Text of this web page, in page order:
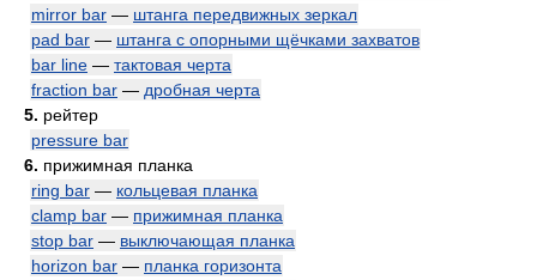
mirror bar — штанга передвижных зеркал
pad bar — штанга с опорными щёчками захватов
bar line — тактовая черта
fraction bar — дробная черта
5. рейтер
pressure bar
6. прижимная планка
ring bar — кольцевая планка
clamp bar — прижимная планка
stop bar — выключающая планка
horizon bar — планка горизонта